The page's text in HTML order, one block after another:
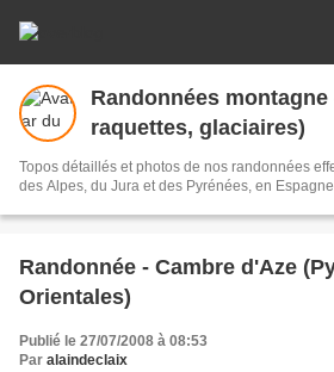
Randonnées
raquettes, glaciaires)
Topos détaillés et photos de nos randonnées
des Alpes, du Jura et des Pyrénées, en
Randonnée - Cambre d'Aze
Orientales)
Publié le 27/07/2008 à 08:53
Par alaindeclaix